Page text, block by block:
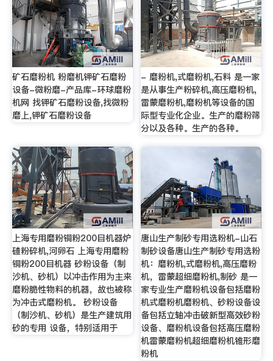
矿石磨粉机 粉磨机钾矿石磨粉
设备-微粉磨-产品库-环球磨粉
机网 找钾矿石磨粉设备,找微粉
磨上,钾矿石磨粉设备
- 磨粉机,式磨粉机,石料 是一家
是从事生产粉碎机,高压磨粉机,
雷蒙磨粉机,磨粉机等设备的国
际型专业化企业。生产的磨粉筛
分以及各种。生产的各种。
上海专用磨粉铜粉200目机器炉
碴粉碎机,河卵石 上海专用磨粉
铜粉200目机器 砂粉设备（制
沙机、砂机）以冲击作用为主来
磨粉脆性物料的机器，故也被称
为冲击式磨粉机。 砂粉设备
（制沙机、砂机）是生产建筑用
砂的专用 设备，特别适用于
唐山生产制砂专用选粉机-山石
制砂设备唐山生产制砂专用选粉
机：磨粉机,式磨粉机,高压磨粉
机，雷蒙超细磨粉机,制砂 是一
家专业生产磨粉机设备包括磨粉
机式磨粉机磨粉机、砂粉设备设
备包括立轴冲击破新型高效砂粉
设备、磨粉机设备包括高压磨粉
机雷蒙磨粉机超细磨粉机锥形磨
粉机